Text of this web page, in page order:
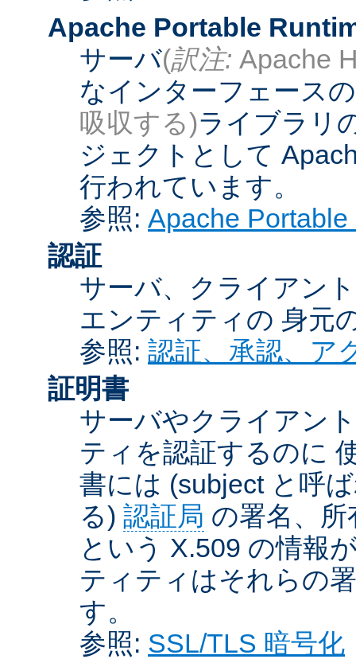
Apache Portable
サーバ(訳注: Apache
なインターフェース
吸収する)ライブラリ
ジェクトとして
行われています。
参照: Apache
認証
サーバ、クライアン
エンティティの 身元
参照: 認証、承認、ア
証明書
サーバやクライアン
ティを認証するのに
書には (subject と呼
る) 認証局 の署名、
という X.509 の情報
ティティはそれらの
す。
参照: SSL/TLS 暗号化